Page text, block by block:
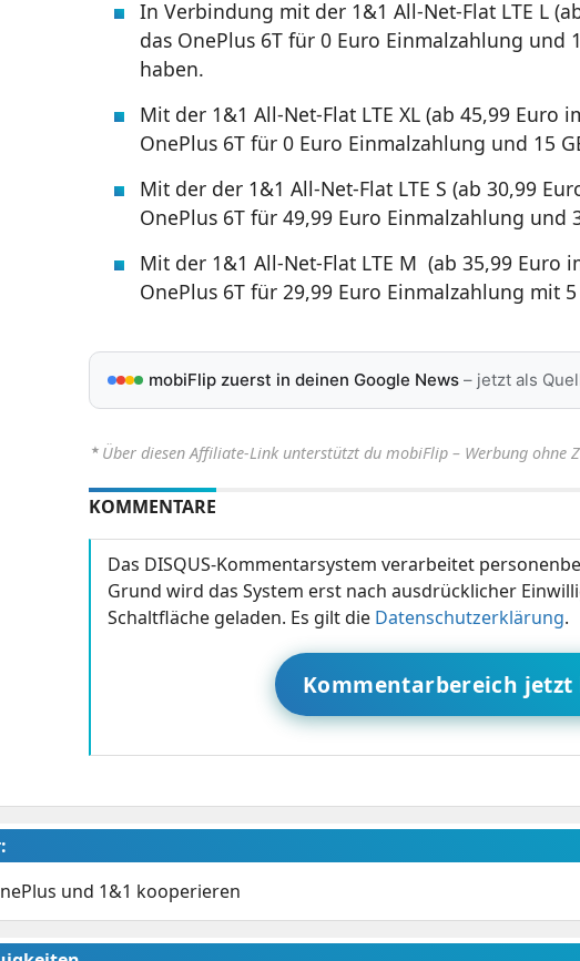
In Verbindung mit der 1&1 All-Net-Flat LTE L
das OnePlus 6T für 0 Euro Einmalzahlung und
haben.
Mit der 1&1 All-Net-Flat LTE XL (ab 45,99 Euro
OnePlus 6T für 0 Euro Einmalzahlung und 15
Mit der der 1&1 All-Net-Flat LTE S (ab 30,99
OnePlus 6T für 49,99 Euro Einmalzahlung und
Mit der 1&1 All-Net-Flat LTE M (ab 35,99 Euro
OnePlus 6T für 29,99 Euro Einmalzahlung mit
mobiFlip zuerst in deinen Google News– jetzt als
⋆ Über diesen Affiliate-Link unterstützt du mobiFlip – Werbung ohne
KOMMENTARE
Das DISQUS-Kommentarsystem verarbeitet
Grund wird das System erst nach ausdrücklicher
Schaltfläche geladen. Es gilt die Datenschutzerklärung.
Kommentarbereich jetzt
und 1&1 kooperieren